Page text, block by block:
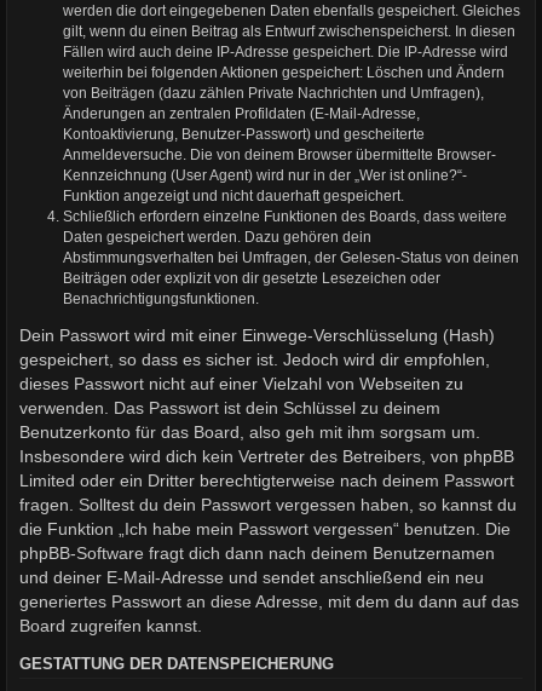
werden die dort eingegebenen Daten ebenfalls gespeichert. Gleiches
gilt, wenn du einen Beitrag als Entwurf zwischenspeicherst. In diesen
Fällen wird auch deine IP-Adresse gespeichert. Die IP-Adresse wird
weiterhin bei folgenden Aktionen gespeichert: Löschen und Ändern
von Beiträgen (dazu zählen Private Nachrichten und Umfragen),
Änderungen an zentralen Profildaten (E-Mail-Adresse,
Kontoaktivierung, Benutzer-Passwort) und gescheiterte
Anmeldeversuche. Die von deinem Browser übermittelte Browser-
Kennzeichnung (User Agent) wird nur in der „Wer ist online?“-
Funktion angezeigt und nicht dauerhaft gespeichert.
Schließlich erfordern einzelne Funktionen des Boards, dass weitere
Daten gespeichert werden. Dazu gehören dein
Abstimmungsverhalten bei Umfragen, der Gelesen-Status von deinen
Beiträgen oder explizit von dir gesetzte Lesezeichen oder
Benachrichtigungsfunktionen.
Dein Passwort wird mit einer Einwege-Verschlüsselung (Hash)
gespeichert, so dass es sicher ist. Jedoch wird dir empfohlen,
dieses Passwort nicht auf einer Vielzahl von Webseiten zu
verwenden. Das Passwort ist dein Schlüssel zu deinem
Benutzerkonto für das Board, also geh mit ihm sorgsam um.
Insbesondere wird dich kein Vertreter des Betreibers, von phpBB
Limited oder ein Dritter berechtigterweise nach deinem Passwort
fragen. Solltest du dein Passwort vergessen haben, so kannst du
die Funktion „Ich habe mein Passwort vergessen“ benutzen. Die
phpBB-Software fragt dich dann nach deinem Benutzernamen
und deiner E-Mail-Adresse und sendet anschließend ein neu
generiertes Passwort an diese Adresse, mit dem du dann auf das
Board zugreifen kannst.
GESTATTUNG DER DATENSPEICHERUNG